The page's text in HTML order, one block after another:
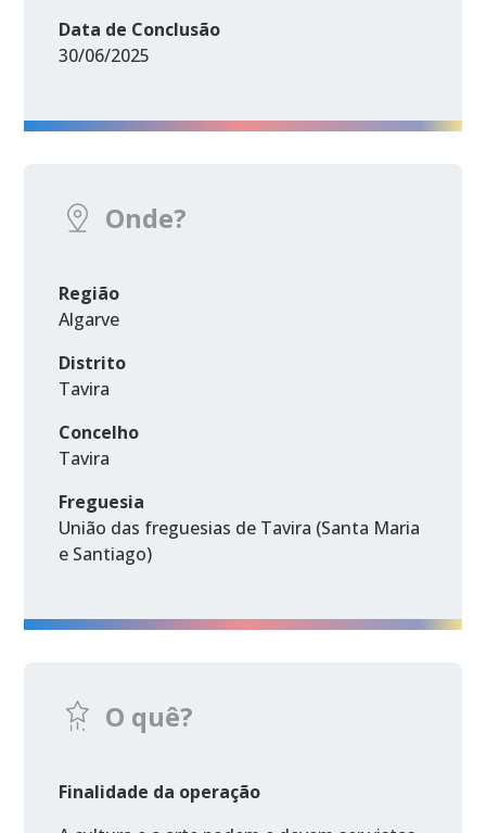
Data de Conclusão
30/06/2025
Onde?
Região
Algarve
Distrito
Tavira
Concelho
Tavira
Freguesia
União das freguesias de Tavira (Santa Maria
e Santiago)
O quê?
Finalidade da operação